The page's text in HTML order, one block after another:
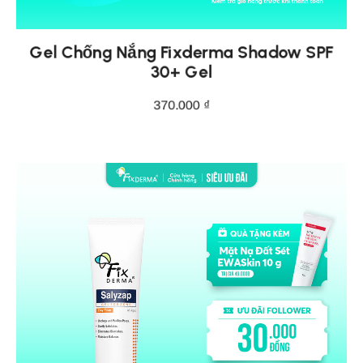
Gel Chống Nắng Fixderma Shadow SPF
30+ Gel
370.000 ₫